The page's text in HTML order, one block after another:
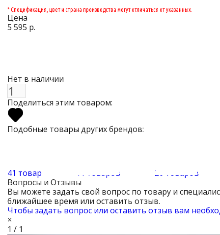
* Спецификация, цвет и страна производства могут отличаться от указанных.
Цена
5 595 р.
Нет в наличии
Поделиться этим товаром:
Подобные товары других брендов:
41 товар 11 товаров
20 товаров
Вопросы и Отзывы
Вы можете задать свой вопрос по товару и
ближайшее время или оставить отзыв.
Чтобы задать вопрос или оставить отзыв вам
×
1 / 1